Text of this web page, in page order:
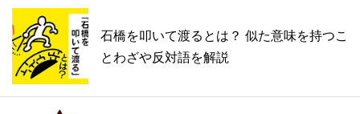
石橋を叩いて渡るとは？ 似た意味を持つこ
とわざや反対語を解説